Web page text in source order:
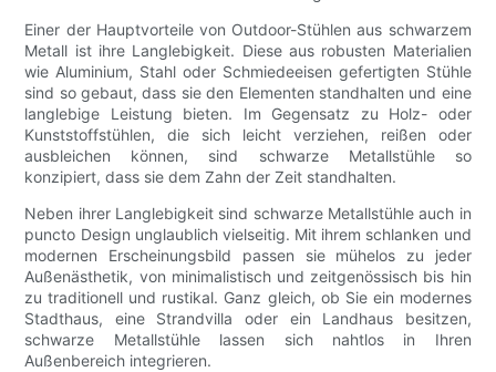
Einer der Hauptvorteile von Outdoor-Stühlen aus schwarzem
Metall ist ihre Langlebigkeit. Diese aus robusten Materialien
wie Aluminium, Stahl oder Schmiedeeisen gefertigten Stühle
sind so gebaut, dass sie den Elementen standhalten und eine
langlebige Leistung bieten. Im Gegensatz zu Holz- oder
Kunststoffstühlen, die sich leicht verziehen, reißen oder
ausbleichen können, sind schwarze Metallstühle so
konzipiert, dass sie dem Zahn der Zeit standhalten.
Neben ihrer Langlebigkeit sind schwarze Metallstühle auch in
puncto Design unglaublich vielseitig. Mit ihrem schlanken und
modernen Erscheinungsbild passen sie mühelos zu jeder
Außenästhetik, von minimalistisch und zeitgenössisch bis hin
zu traditionell und rustikal. Ganz gleich, ob Sie ein modernes
Stadthaus, eine Strandvilla oder ein Landhaus besitzen,
schwarze Metallstühle lassen sich nahtlos in Ihren
Außenbereich integrieren.